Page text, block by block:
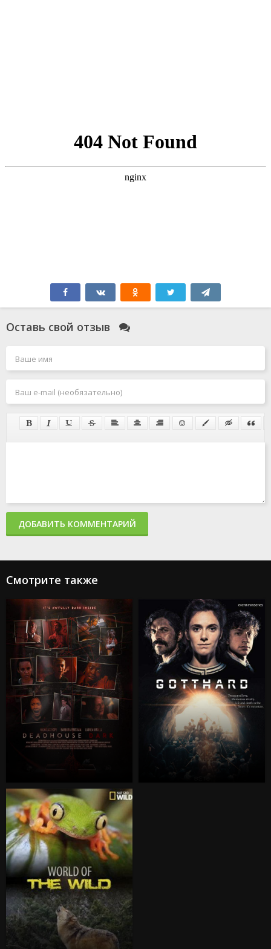
Оставь свой отзыв
ДОБАВИТЬ КОММЕНТАРИЙ
Смотрите также